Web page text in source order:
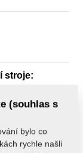
stroje:
(souhlas s
bylo co
rychle našli